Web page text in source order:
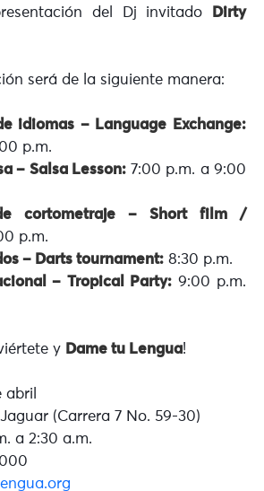
del Dj invitado
Dirty
será de la siguiente manera:
idiomas – Language Exchange:
p.m.
– Salsa Lesson: 7:00 p.m. a 9:00
cortometraje – Short film /
p.m.
– Darts tournament: 8:30 p.m.
– Tropical Party:9:00 p.m.
y Dame tu Lengua!
abril
(Carrera 7 No. 59-30)
a 2:30 a.m.